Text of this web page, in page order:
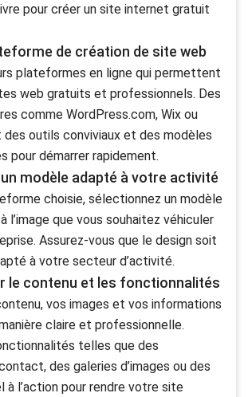
pour créer un site internet gratuit
de création de site web
plateformes en ligne qui permettent
web gratuits et professionnels. Des
comme WordPress.com, Wix ou
outils conviviaux et des modèles
pour démarrer rapidement.
modèle adapté à votre activité
choisie, sélectionnez un modèle
l’image que vous souhaitez véhiculer
Assurez-vous que le design soit
à votre secteur d’activité.
le contenu et les fonctionnalités
vos images et vos informations
claire et professionnelle.
telles que des
des galeries d’images ou des
à l’action pour rendre votre site